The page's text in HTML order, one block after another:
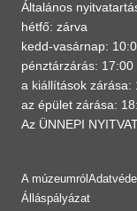
Általános
hétfő: zárva
kedd-vasárnap:
pénztárzárás: 17:00
a kiállítások zárása:
az épület zárása:
Az ÜNNEPI
A múzeumról
Álláspályázat